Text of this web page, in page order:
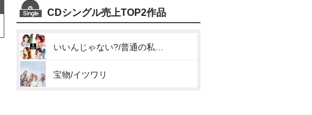
CDシングル売上TOP2作品
宝物/イツワリ